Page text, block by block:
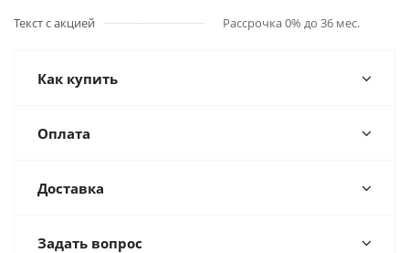
Текст с акцией Рассрочка 0% до 36 мес.
Как купить
Оплата
Доставка
Задать вопрос